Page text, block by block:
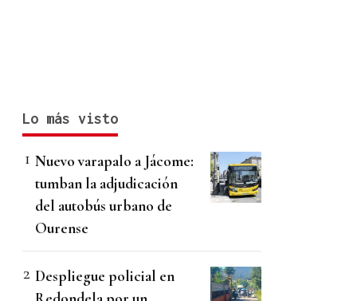
Lo más visto
Nuevo varapalo a Jácome:
tumban la adjudicación
del autobús urbano de
Ourense
Despliegue policial en